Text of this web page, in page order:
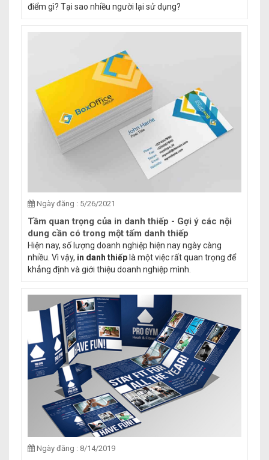
điểm gì? Tại sao nhiều người lại sử dụng?
Ngày đăng : 5/26/2021
Tầm quan trọng của in danh thiếp - Gợi ý các nội
dung cần có trong một tấm danh thiếp
Hiện nay, số lượng doanh nghiệp hiện nay ngày càng
nhiều. Vì vậy, in danh thiếp là một việc rất quan trọng để
khẳng định và giới thiệu doanh nghiệp mình.
Ngày đăng : 8/14/2019